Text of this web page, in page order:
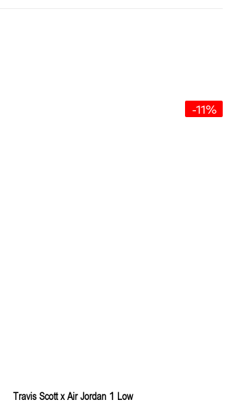
-11%
Travis Scott x Air Jordan 1 Low